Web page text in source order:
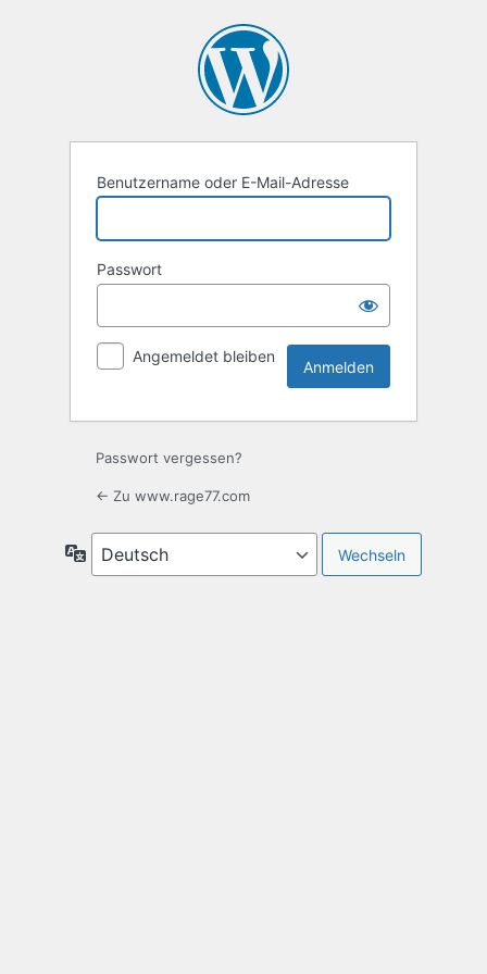
Benutzername oder E-Mail-Adresse
Passwort
Angemeldet bleiben
Passwort vergessen?
← Zu www.rage77.com
Sprache